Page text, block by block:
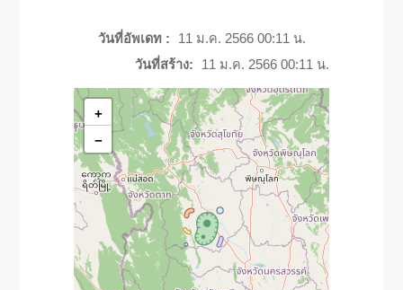
วันที่อัพเดท :
11 ม.ค. 2566 00:11 น.
วันที่สร้าง:
11 ม.ค. 2566 00:11 น.
+
−